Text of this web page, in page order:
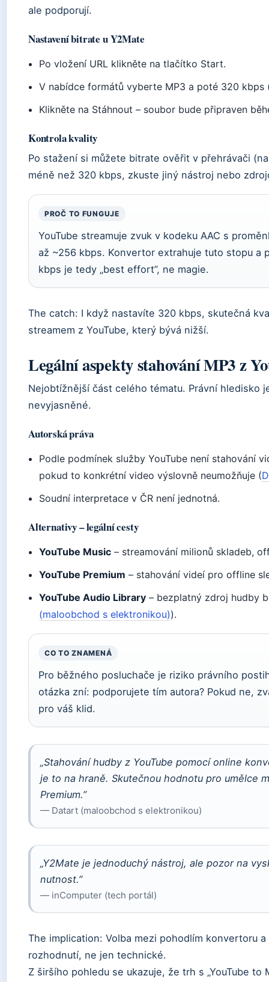
ale podporují.
Nastavení bitrate u Y2Mate
Po vložení URL klikněte na tlačítko Start.
V nabídce formátů vyberte MP3 a poté 320
Klikněte na Stáhnout – soubor bude připraven
Kontrola kvality
Po stažení si můžete bitrate ověřit v přehrávači
méně než 320 kbps, zkuste jiný nástroj nebo
PROČ TO FUNGUJE
YouTube streamuje zvuk v kodeku AAC s
až ~256 kbps. Konvertor extrahuje tuto stopu a
kbps je tedy „best effort”, ne magie.
The catch: I když nastavíte 320 kbps, skutečná
streamem z YouTube, který bývá nižší.
Legální aspekty stahování MP3 z
Nejobtížnější část celého tématu. Právní hledisko
nevyjasněné.
Autorská práva
Podle podmínek služby YouTube není stahování
pokud to konkrétní video výslovně neumožňuje (
Soudní interpretace v ČR není jednotná.
Alternativy – legální cesty
YouTube Music – streamování milionů skladeb,
YouTube Premium – stahování videí pro offline
YouTube Audio Library – bezplatný zdroj hudby
(maloobchod s elektronikou)).
CO TO ZNAMENÁ
Pro běžného posluchače je riziko právního
otázka zní: podporujete tím autora? Pokud ne,
pro váš klid.
„Stahování hudby z YouTube pomocí online
je to na hraně. Skutečnou hodnotu pro umělce
Premium.”
— Datart (maloobchod s elektronikou)
„Y2Mate je jednoduchý nástroj, ale pozor na
nutnost.”
— inComputer (tech portál)
The implication: Volba mezi pohodlím konvertoru
rozhodnutí, ne jen technické.
Z širšího pohledu se ukazuje, že trh s „YouTube